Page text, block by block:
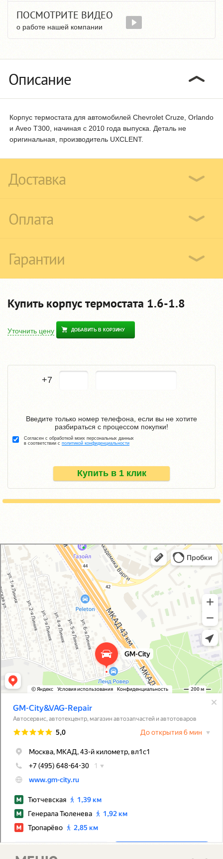
ПОСМОТРИТЕ ВИДЕО
о работе нашей компании
Описание
Корпус термостата для автомобилей Chevrolet Cruze, Orlando
и Aveo T300, начиная с 2010 года выпуска. Деталь не
оригинальная, производитель UXCLENT.
Доставка
Оплата
Гарантии
Купить корпус термостата 1.6-1.8
Уточнить цену ДОБАВИТЬ В КОРЗИНУ
+7
Купить в 1 клик
Введите только номер телефона, если вы не хотите
разбираться с процессом покупки!
Согласен с обработкой моих персональных данных
в соответствии с политикой конфиденциальности
GM-City&VAG-Repair
Автосервис, автотехцентр в Москве
Магазин автозапчастей и автотоваров в Москве